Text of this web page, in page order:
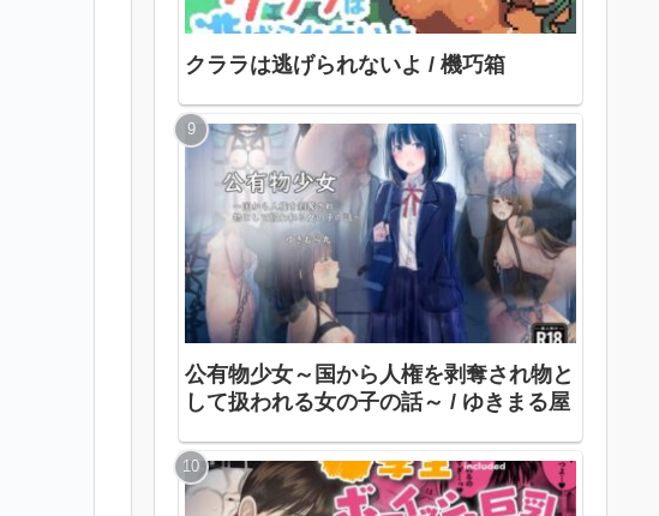
クララは逃げられないよ / 機巧箱
公有物少女～国から人権を剥奪され物と
して扱われる女の子の話～ / ゆきまる屋